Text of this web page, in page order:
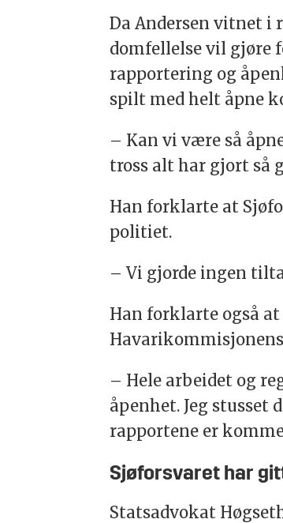
Da Andersen vitnet
domfellelse vil gjøre
rapportering og
spilt med helt åpne
– Kan vi være så
tross alt har gjort så
Han forklarte at
politiet.
– Vi gjorde ingen
Han forklarte også
– Hele arbeidet og
åpenhet. Jeg
rapportene er
Sjøforsvaret har
Statsadvokat